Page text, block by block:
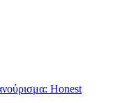
Honest